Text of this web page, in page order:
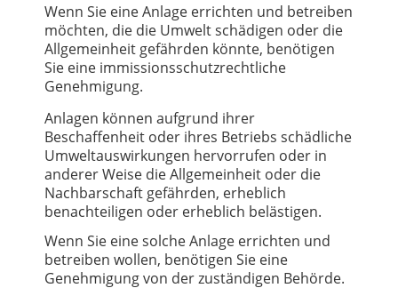
Wenn Sie eine Anlage errichten und betreiben
möchten, die die Umwelt schädigen oder die
Allgemeinheit gefährden könnte, benötigen
Sie eine immissionsschutzrechtliche
Genehmigung.
Anlagen können aufgrund ihrer
Beschaffenheit oder ihres Betriebs schädliche
Umweltauswirkungen hervorrufen oder in
anderer Weise die Allgemeinheit oder die
Nachbarschaft gefährden, erheblich
benachteiligen oder erheblich belästigen.
Wenn Sie eine solche Anlage errichten und
betreiben wollen, benötigen Sie eine
Genehmigung von der zuständigen Behörde.